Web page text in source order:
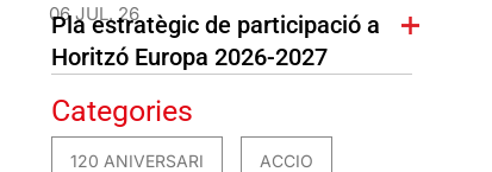
06 JUL. 26
Pla estratègic de participació a
Horitzó Europa 2026-2027
Categories
120 ANIVERSARI ACCIO